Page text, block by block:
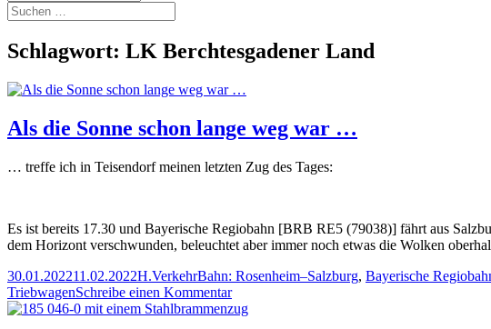
Suchen
nach:
Schlagwort: LK Berchtesgadener Land
Als die Sonne schon lange weg war …
… treffe ich in Teisendorf meinen letzten Zug des Tages:
Es ist bereits 17.30 und Bayerische Regiobahn [BRB RE5 (79038)] fährt aus
dem Horizont verschwunden, beleuchtet aber immer noch etwas die Wolken
Veröffentlicht
am
30.01.202211.02.2022Autor
H.Kategorien
VerkehrSchlagwörter
Bahn: Rosenheim–Salzburg, Bayerische
TriebwagenSchreibe einen Kommentarzu
Als